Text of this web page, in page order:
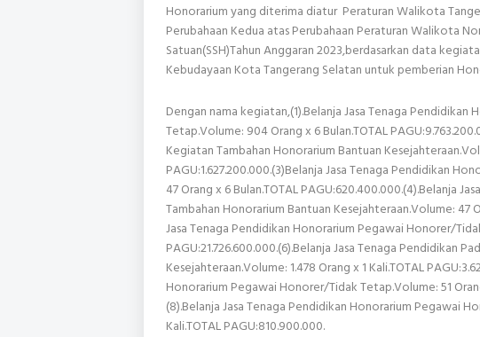
Honorarium yang diterima diatur Peraturan Walikota
Perubahaan Kedua atas Perubahaan Peraturan Walikota
Satuan(SSH)Tahun Anggaran 2023,berdasarkan data
Kebudayaan Kota Tangerang Selatan untuk pemberian
Dengan nama kegiatan,(1).Belanja Jasa Tenaga
Tetap.Volume: 904 Orang x 6 Bulan.TOTAL
Kegiatan Tambahan Honorarium Bantuan
PAGU:1.627.200.000.(3)Belanja Jasa Tenaga Pendidikan
47 Orang x 6 Bulan.TOTAL PAGU:620.400.000.(4).Belanja
Tambahan Honorarium Bantuan Kesejahteraan.Volume: 47
Jasa Tenaga Pendidikan Honorarium Pegawai Honorer/
PAGU:21.726.600.000.(6).Belanja Jasa Tenaga Pendidikan
Kesejahteraan.Volume: 1.478 Orang x 1 Kali.TOTAL
Honorarium Pegawai Honorer/Tidak Tetap.Volume: 51
(8).Belanja Jasa Tenaga Pendidikan Honorarium Pegawai
Kali.TOTAL PAGU:810.900.000.